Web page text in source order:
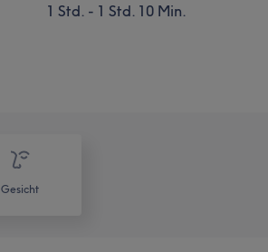
1 Std. - 1 Std. 10 Min.
Gesicht